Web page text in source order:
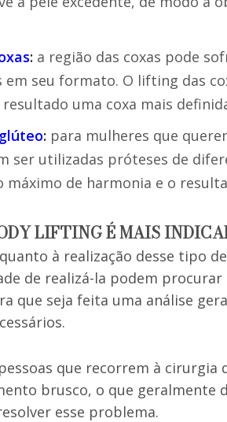
: a região das coxas pode
em seu formato. O lifting das
uma coxa mais
: para mulheres que
ser utilizadas próteses de
máximo de harmonia e o
LIFTING É MAIS
à realização desse tipo
de realizá-la podem
que seja feita uma análise
que recorrem à
brusco, o que geralmente
esse problema.